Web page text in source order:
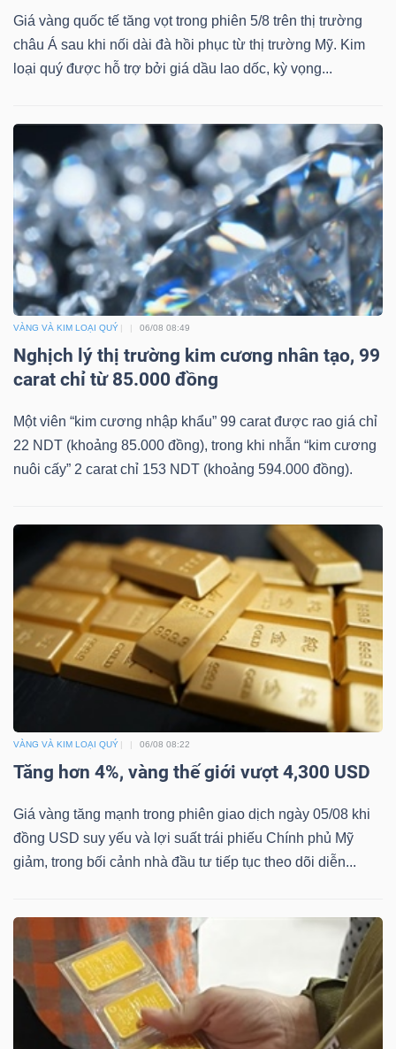
Giá vàng quốc tế tăng vọt trong phiên 5/8 trên thị trường
châu Á sau khi nối dài đà hồi phục từ thị trường Mỹ. Kim
loại quý được hỗ trợ bởi giá dầu lao dốc, kỳ vọng...
VÀNG VÀ KIM LOẠI QUÝ 06/08 08:49
Nghịch lý thị trường kim cương nhân tạo, 99
carat chỉ từ 85.000 đồng
Một viên “kim cương nhập khẩu” 99 carat được rao giá chỉ
22 NDT (khoảng 85.000 đồng), trong khi nhẫn “kim cương
nuôi cấy” 2 carat chỉ 153 NDT (khoảng 594.000 đồng).
VÀNG VÀ KIM LOẠI QUÝ 06/08 08:22
Tăng hơn 4%, vàng thế giới vượt 4,300 USD
Giá vàng tăng mạnh trong phiên giao dịch ngày 05/08 khi
đồng USD suy yếu và lợi suất trái phiếu Chính phủ Mỹ
giảm, trong bối cảnh nhà đầu tư tiếp tục theo dõi diễn...
khoán
(-)
đạo
(-)
Tất cả Người nội bộ Người liên quan Cổ đông lớn
Tin
tức
(-)
Bài
viết
của
tác
Báo
cáo
phân
tích
(-)
ngữ
(-)
Dịch
vụ
tạo